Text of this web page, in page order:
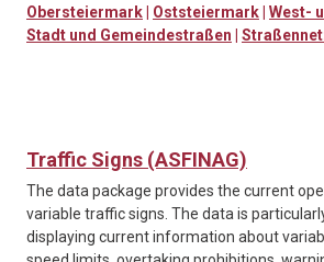
Obersteiermark
Oststeiermark West-
Stadt und Gemeindestraßen
Traffic Signs (ASFINAG)
The data package provides the current
variable traffic signs. The data is
displaying current information about